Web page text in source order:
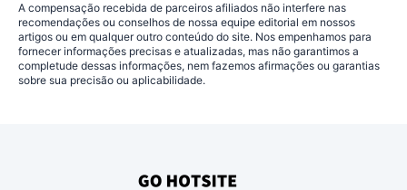
A compensação recebida de parceiros afiliados não interfere nas
recomendações ou conselhos de nossa equipe editorial em nossos
artigos ou em qualquer outro conteúdo do site. Nos empenhamos para
fornecer informações precisas e atualizadas, mas não garantimos a
completude dessas informações, nem fazemos afirmações ou garantias
sobre sua precisão ou aplicabilidade.